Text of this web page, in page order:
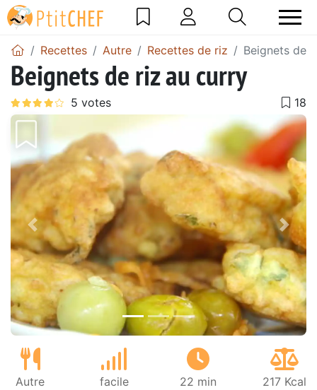
Recettes Autre Recettes de riz Beignets de
Beignets de riz au curry
Précédent
Autre facile 22 min 217 Kcal